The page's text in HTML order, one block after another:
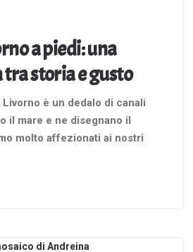
a piedi: una
storia e gusto
è un dedalo di canali
il mare e ne disegnano il
molto affezionati ai nostri
vie di scambio e
anche di aggregazione, a